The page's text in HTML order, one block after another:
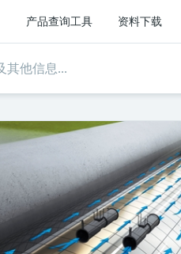
产品查询工具 资料下载